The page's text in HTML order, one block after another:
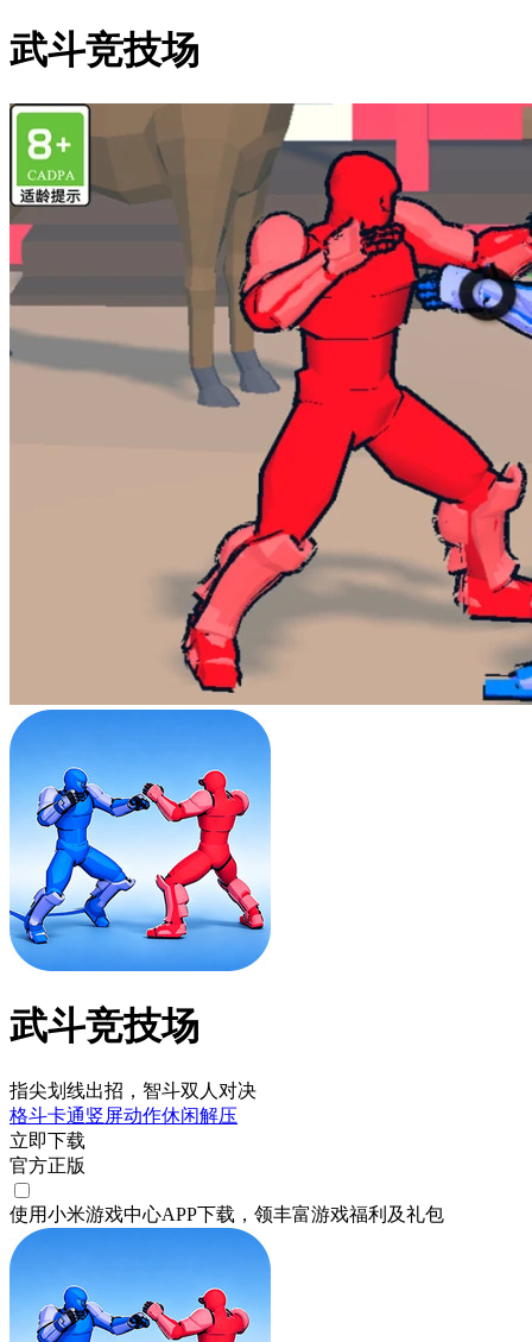
武斗竞技场
武斗竞技场
指尖划线出招，智斗双人对决
格斗卡通竖屏动作休闲解压
立即下载
官方正版
使用小米游戏中心APP下载 ，领丰富游戏福利 及礼包